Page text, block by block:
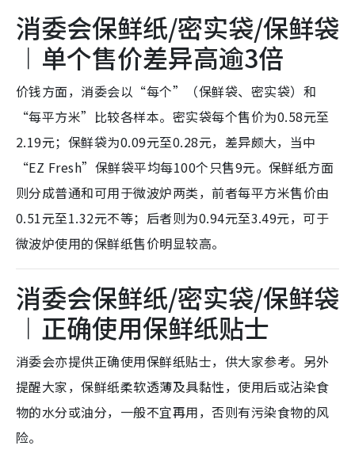
消委会保鲜纸/密实袋/保鲜袋
︱单个售价差异高逾3倍
价钱方面，消委会以“每个”（保鲜袋、密实袋）和
“每平方米”比较各样本。密实袋每个售价为0.58元至
2.19元；保鲜袋为0.09元至0.28元，差异颇大，当中
“EZ Fresh”保鲜袋平均每100个只售9元。保鲜纸方面
则分成普通和可用于微波炉两类，前者每平方米售价由
0.51元至1.32元不等；后者则为0.94元至3.49元，可于
微波炉使用的保鲜纸售价明显较高。
消委会保鲜纸/密实袋/保鲜袋
︱ 正确使用保鲜纸贴士
消委会亦提供正确使用保鲜纸贴士，供大家参考。另外
提醒大家，保鲜纸柔软透薄及具黏性，使用后或沾染食
物的水分或油分，一般不宜再用，否则有污染食物的风
险。